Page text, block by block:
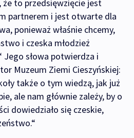
że to przedsięwzięcie jest
partnerem i jest otwarte dla
ponieważ właśnie chcemy,
i czeska młodzież
Jego słowa potwierdza i
Muzeum Ziemi Cieszyńskiej:
także o tym wiedzą, jak już
ale nam głównie zależy, by o
dowiedziało się czeskie,